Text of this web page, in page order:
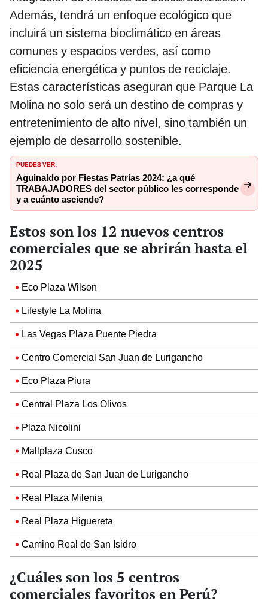
Además, tendrá un enfoque ecológico que
incluirá un sistema bioclimático en áreas
comunes y espacios verdes, así como
eficiencia energética y puntos de reciclaje.
Estas características aseguran que Parque La
Molina no solo será un destino de compras y
entretenimiento de alto nivel, sino también un
ejemplo de desarrollo sostenible.
PUEDES VER:
Aguinaldo por Fiestas Patrias 2024: ¿a qué
TRABAJADORES del sector público les corresponde
y a cuánto asciende?
Estos son los 12 nuevos centros
comerciales que se abrirán hasta el
2025
Eco Plaza Wilson
Lifestyle La Molina
Las Vegas Plaza Puente Piedra
Centro Comercial San Juan de Lurigancho
Eco Plaza Piura
Central Plaza Los Olivos
Plaza Nicolini
Mallplaza Cusco
Real Plaza de San Juan de Lurigancho
Real Plaza Milenia
Real Plaza Higuereta
Camino Real de San Isidro
¿Cuáles son los 5 centros
comerciales favoritos en Perú?